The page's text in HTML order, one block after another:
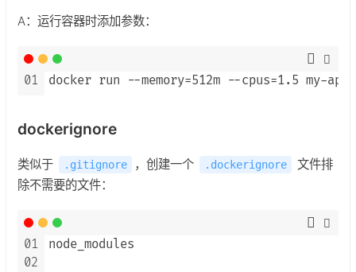
A：运行容器时添加参数：
01 docker run --memory=512m --cpus=1.5 my-
dockerignore
类似于 .gitignore ，创建一个 .dockerignore
文件排
除不需要的文件：
01
02
node_modules